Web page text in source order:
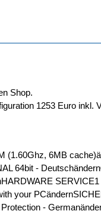
Shop.
1253 Euro inkl.
(1.60Ghz, 6MB
64bit -
SERVICE1
your
-